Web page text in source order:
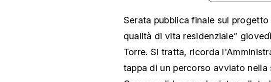
Serata pubblica finale sul
qualità di vita residenziale”
Torre. Si tratta, ricorda
tappa di un percorso avviato nella